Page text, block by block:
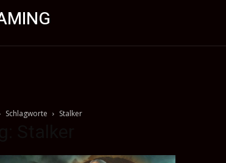
Schlagworte Stalker